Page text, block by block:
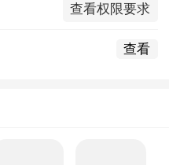
查看权限要求
查看